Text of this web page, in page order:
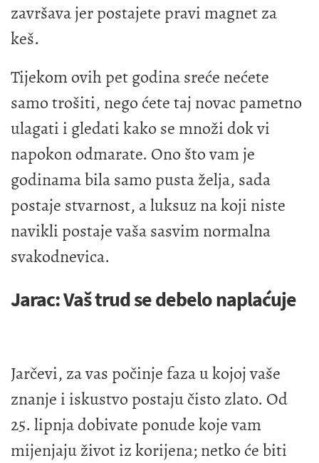
završava jer postajete pravi magnet za
keš.
Tijekom ovih pet godina sreće nećete
samo trošiti, nego ćete taj novac pametno
ulagati i gledati kako se množi dok vi
napokon odmarate. Ono što vam je
godinama bila samo pusta želja, sada
postaje stvarnost, a luksuz na koji niste
navikli postaje vaša sasvim normalna
svakodnevica.
Jarac: Vaš trud se debelo naplaćuje
Jarčevi, za vas počinje faza u kojoj vaše
znanje i iskustvo postaju čisto zlato. Od
25. lipnja dobivate ponude koje vam
mijenjaju život iz korijena; netko će biti